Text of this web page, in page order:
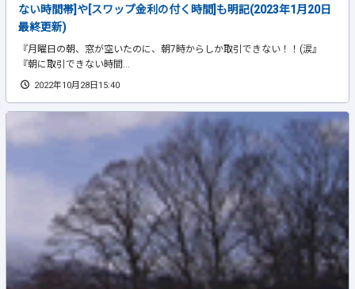
ない時間帯]や[スワップ金利の付く時間]も明記(2023年1月20日
最終更新)
『月曜日の朝、窓が空いたのに、朝7時からしか取引できない！！(涙』
『朝に取引できない時間...
2022年10月28日15:40